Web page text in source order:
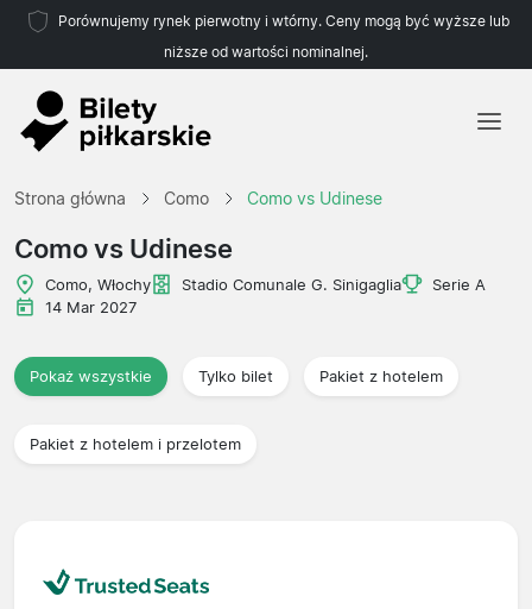
Porównujemy rynek pierwotny i wtórny. Ceny mogą być wyższe lub
niższe od wartości nominalnej.
Strona główna Como Como vs Udinese
Como vs Udinese
Como, Włochy Stadio Comunale G. Sinigaglia
Serie A
14 Mar 2027
Pokaż wszystkie Tylko bilet Pakiet z hotelem
Pakiet z hotelem i przelotem